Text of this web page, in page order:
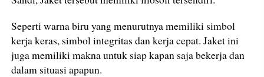
Seperti warna biru yang menurutnya memiliki simbol
kerja keras, simbol integritas dan kerja cepat. Jaket ini
juga memiliki makna untuk siap kapan saja bekerja dan
dalam situasi apapun.